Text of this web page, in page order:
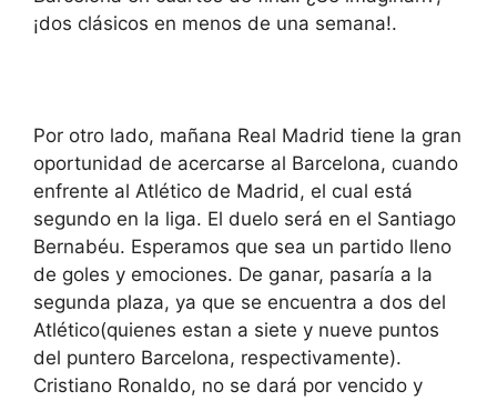
¡dos clásicos en menos de una semana!.
Por otro lado, mañana Real Madrid tiene la gran
oportunidad de acercarse al Barcelona, cuando
enfrente al Atlético de Madrid, el cual está
segundo en la liga. El duelo será en el Santiago
Bernabéu. Esperamos que sea un partido lleno
de goles y emociones. De ganar, pasaría a la
segunda plaza, ya que se encuentra a dos del
Atlético(quienes estan a siete y nueve puntos
del puntero Barcelona, respectivamente).
Cristiano Ronaldo, no se dará por vencido y